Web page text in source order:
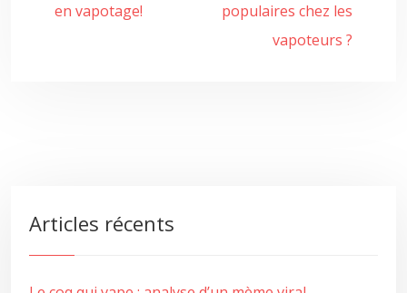
en vapotage!
populaires chez les
vapoteurs ?
Articles récents